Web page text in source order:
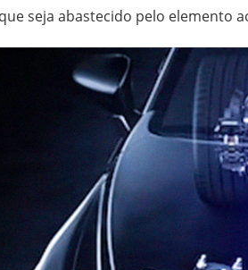
seja abastecido pelo elemento